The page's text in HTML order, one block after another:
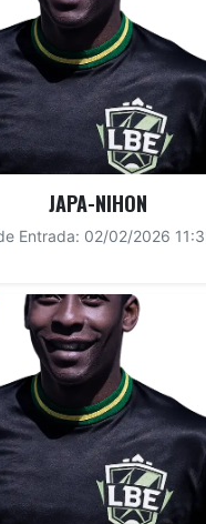
JAPA-NIHON
Entrada: 02/02/2026